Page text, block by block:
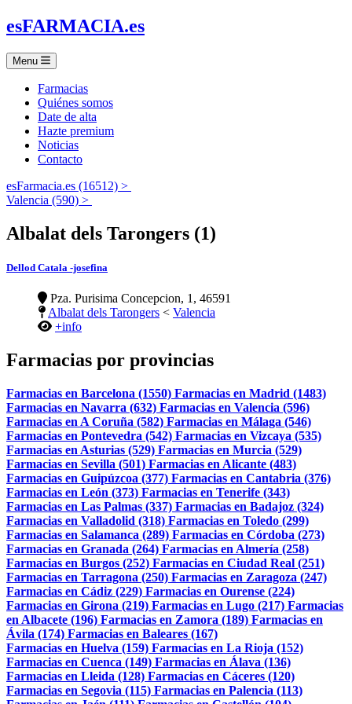
esFARMACIA.es
Menu
Farmacias
Quiénes somos
Date de alta
Hazte premium
Noticias
Contacto
esFarmacia.es (16512) >
Valencia (590) >
Albalat dels Tarongers (1)
Dellod Catala -josefina
Pza. Purisima Concepcion, 1, 46591
Albalat dels Tarongers < Valencia
+info
Farmacias por provincias
Farmacias en Barcelona (1550) Farmacias en Madrid (1483)
Farmacias en Navarra (632) Farmacias en Valencia (596)
Farmacias en A Coruña (582) Farmacias en Málaga (546)
Farmacias en Pontevedra (542) Farmacias en Vizcaya (535)
Farmacias en Asturias (529) Farmacias en Murcia (529)
Farmacias en Sevilla (501) Farmacias en Alicante (483)
Farmacias en Guipúzcoa (377) Farmacias en Cantabria (376)
Farmacias en León (373) Farmacias en Tenerife (343)
Farmacias en Las Palmas (337) Farmacias en Badajoz (324)
Farmacias en Valladolid (318) Farmacias en Toledo (299)
Farmacias en Salamanca (289) Farmacias en Córdoba (273)
Farmacias en Granada (264) Farmacias en Almería (258)
Farmacias en Burgos (252) Farmacias en Ciudad Real (251)
Farmacias en Tarragona (250) Farmacias en Zaragoza (247)
Farmacias en Cádiz (229) Farmacias en Ourense (224)
Farmacias en Girona (219) Farmacias en Lugo (217) Farmacias
en Albacete (196) Farmacias en Zamora (189) Farmacias en
Ávila (174) Farmacias en Baleares (167)
Farmacias en Huelva (159) Farmacias en La Rioja (152)
Farmacias en Cuenca (149) Farmacias en Álava (136)
Farmacias en Lleida (128) Farmacias en Cáceres (120)
Farmacias en Segovia (115) Farmacias en Palencia (113)